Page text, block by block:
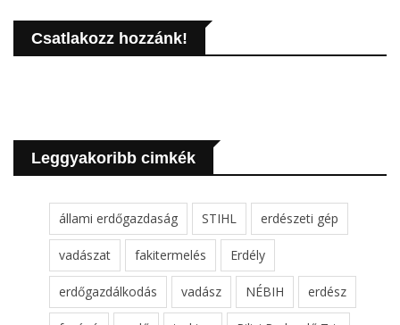
Csatlakozz hozzánk!
Leggyakoribb cimkék
állami erdőgazdaság STIHL erdészeti gép
vadászat fakitermelés Erdély
erdőgazdálkodás vadász NÉBIH erdész